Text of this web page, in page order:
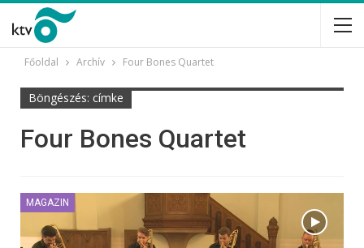
Főoldal Archív Four Bones Quartet
Böngészés: címke
Four Bones Quartet
MAGAZIN